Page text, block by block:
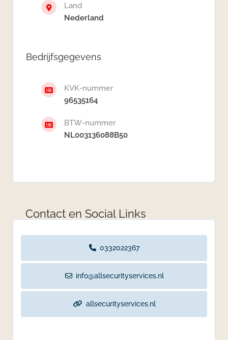
Land
Nederland
Bedrijfsgegevens
KVK-nummer
96535164
BTW-nummer
NL003136088B50
Contact en Social Links
0332022367
info@allsecurityservices.nl
allsecurityservices.nl